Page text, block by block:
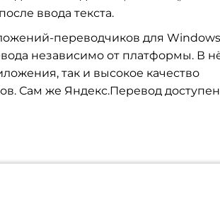
ввода текста.
переводчиков для Windows
независимо от платформы. В
так и высокое качество
Сам же Яндекс.Перевод